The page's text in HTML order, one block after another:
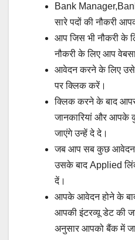
Bank
सारे पदों की नौकरी
आप जिस भी नौकरी के
नौकरी के लिए आप
आवेदन करने के लिए उसे
पर क्लिक करें।
क्लिक करने के बाद
जानकारियां और आपके
जाएंगे उन्हें दे दे।
जब आप सब कुछ आवेदन
उसके बाद Applied
दें।
आपके आवेदन होने के
आपकी इंटरव्यू डेट की
अनुसार आपको बैंक में